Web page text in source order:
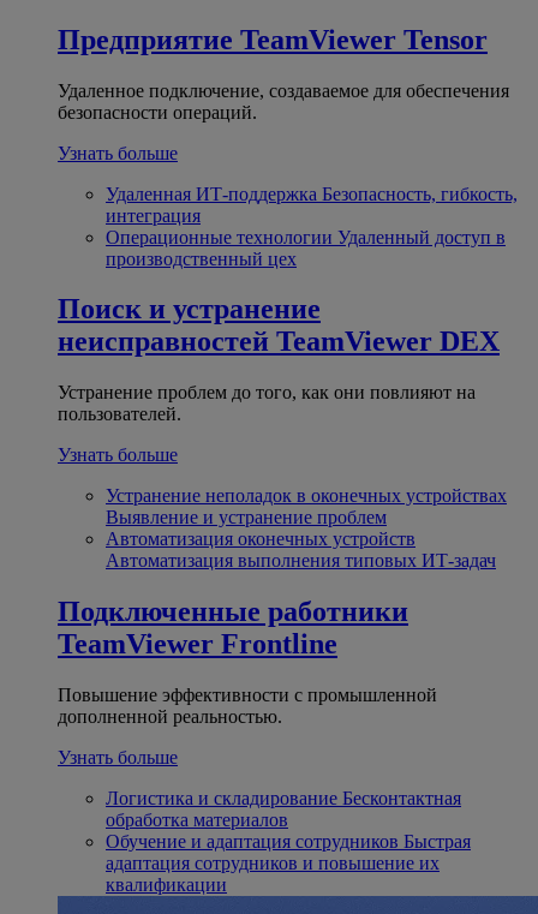
Предприятие TeamViewer Tensor
Удаленное подключение, создаваемое для обеспечения
безопасности операций.
Узнать больше
Удаленная ИТ-поддержка Безопасность, гибкость,
интеграция
Операционные технологии Удаленный доступ в
производственный цех
Поиск и устранение
неисправностей TeamViewer DEX
Устранение проблем до того, как они повлияют на
пользователей.
Узнать больше
Устранение неполадок в оконечных устройствах
Выявление и устранение проблем
Автоматизация оконечных устройств
Автоматизация выполнения типовых ИТ-задач
Подключенные работники
TeamViewer Frontline
Повышение эффективности с промышленной
дополненной реальностью.
Узнать больше
Логистика и складирование Бесконтактная
обработка материалов
Обучение и адаптация сотрудников Быстрая
адаптация сотрудников и повышение их
квалификации